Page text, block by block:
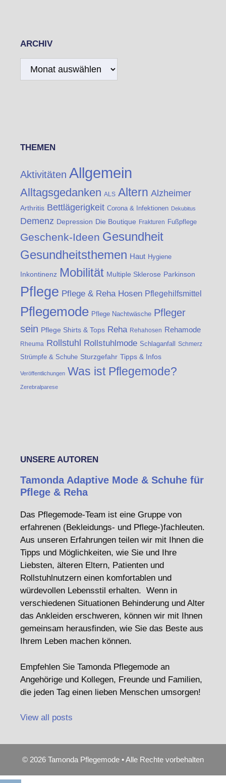
ARCHIV
Archiv
THEMEN
Aktivitäten Allgemein
Alltagsgedanken ALS Altern Alzheimer
Arthritis Bettlägerigkeit Corona & Infektionen Dekubitus
Demenz Depression Die Boutique Frakturen Fußpflege
Geschenk-Ideen Gesundheit
Gesundheitsthemen Haut Hygiene
Inkontinenz Mobilität Multiple Sklerose Parkinson
Pflege Pflege & Reha Hosen Pflegehilfsmittel
Pflegemode Pflege Nachtwäsche Pfleger
sein Pflege Shirts & Tops Reha Rehahosen Rehamode
Rheuma Rollstuhl Rollstuhlmode Schlaganfall Schmerz
Strümpfe & Schuhe Sturzgefahr Tipps & Infos
Veröffentlichungen Was ist Pflegemode?
Zerebralparese
UNSERE AUTOREN
Tamonda Adaptive Mode & Schuhe für
Pflege & Reha
Das Pflegemode-Team ist eine Gruppe von
erfahrenen (Bekleidungs- und Pflege-)fachleuten.
Aus unseren Erfahrungen teilen wir mit Ihnen die
Tipps und Möglichkeiten, wie Sie und Ihre
Liebsten, älteren Eltern, Patienten und
Rollstuhlnutzern einen komfortablen und
würdevollen Lebensstil erhalten. Wenn in
verschiedenen Situationen Behinderung und Alter
das Ankleiden erschweren, können wir mit Ihnen
gemeinsam herausfinden, wie Sie das Beste aus
Ihrem Leben machen können.
Empfehlen Sie Tamonda Pflegemode an
Angehörige und Kollegen, Freunde und Familien,
die jeden Tag einen lieben Menschen umsorgen!
View all posts
© 2026 Tamonda Pflegemode • Alle Rechte vorbehalten